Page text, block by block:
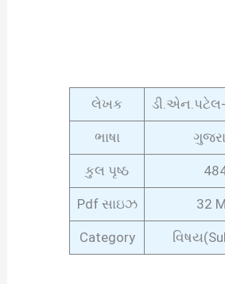
લેખક ડી.એન.પટેલ-
ભાષા
કુલ પૃષ્ઠ
Pdf સાઇઝ 32
Category